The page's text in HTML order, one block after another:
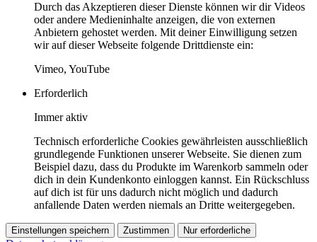
Durch das Akzeptieren dieser Dienste können wir dir Videos
oder andere Medieninhalte anzeigen, die von externen
Anbietern gehostet werden. Mit deiner Einwilligung setzen
wir auf dieser Webseite folgende Drittdienste ein:
Vimeo, YouTube
Erforderlich
Immer aktiv
Technisch erforderliche Cookies gewährleisten ausschließlich
grundlegende Funktionen unserer Webseite. Sie dienen zum
Beispiel dazu, dass du Produkte im Warenkorb sammeln oder
dich in dein Kundenkonto einloggen kannst. Ein Rückschluss
auf dich ist für uns dadurch nicht möglich und dadurch
anfallende Daten werden niemals an Dritte weitergegeben.
Einstellungen speichern Zustimmen Nur erforderliche